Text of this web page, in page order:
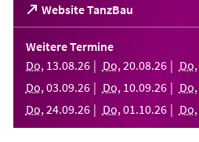
Website TanzBau
(Öffnet
in
einem
neuen
Tab)
Weitere Termine
Do, 13.08.26 Do, 20.08.26 Do,
Do, 03.09.26 Do, 10.09.26 Do,
Do, 24.09.26 Do, 01 .10.26 Do,